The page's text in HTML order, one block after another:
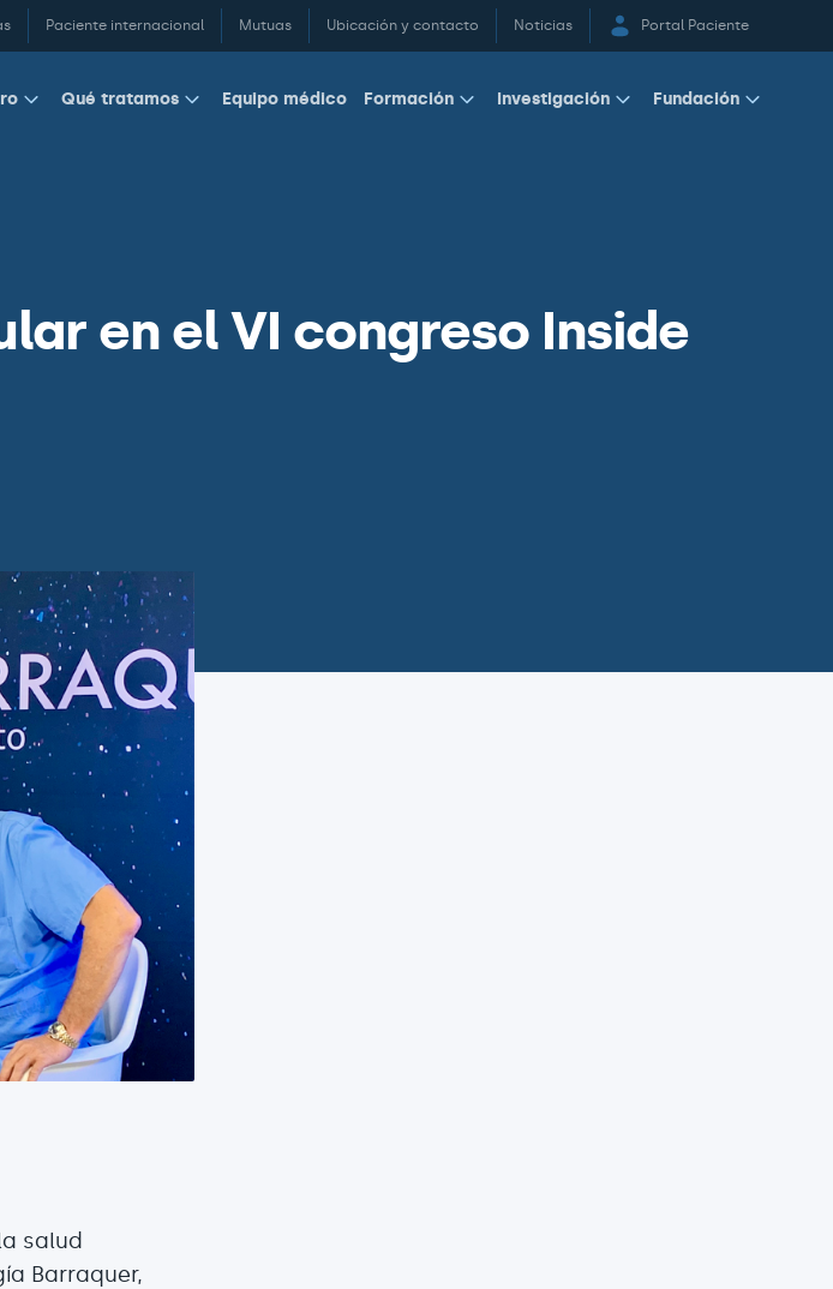
Paciente internacional Mutuas Ubicación y contacto Noticias Portal Paciente
Qué tratamos Equipo médico Formación Investigación Fundación
en el VI congreso Inside
salud
Barraquer,